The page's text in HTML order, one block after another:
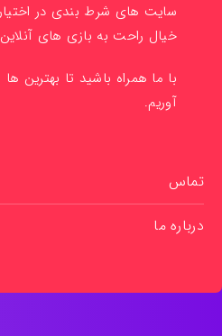
سایت های شرط بندی در اختیار
خیال راحت به بازی های آنلاین
با ما همراه باشید تا بهترین
آوریم.
تماس
درباره ما